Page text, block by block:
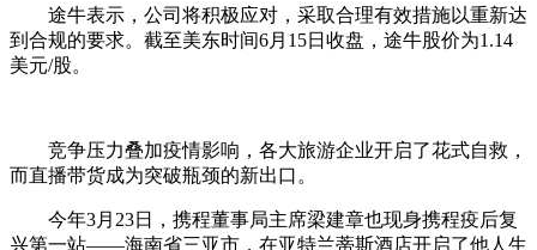
途牛表示，公司将积极应对，采取合理有效措施以重新达
到合规的要求。截至美东时间6月15日收盘，途牛股价为1.14
美元/股。
竞争压力叠加疫情影响，各大旅游企业开启了花式自救，
而直播带货成为突破瓶颈的新出口。
今年3月23日，携程董事局主席梁建章也现身携程疫后复
兴第一站——海南省三亚市，在亚特兰蒂斯酒店开启了他人生